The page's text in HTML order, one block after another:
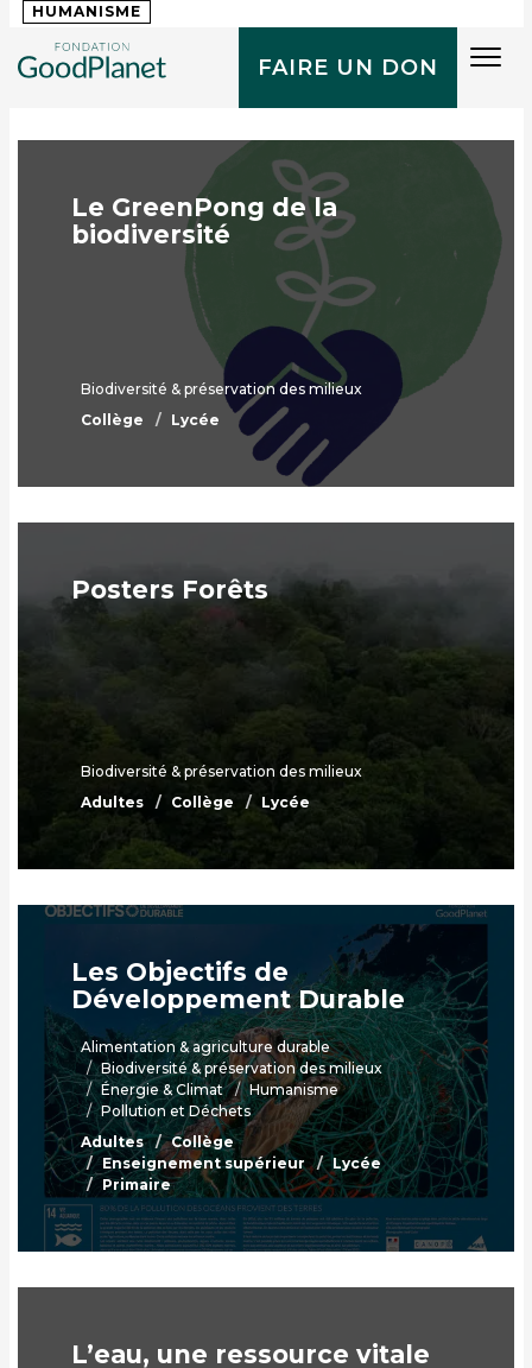
FAIRE UN DON
HUMANISME
Le GreenPong de la
biodiversité
Biodiversité & préservation des milieux
Collège
Lycée
Posters Forêts
Biodiversité & préservation des milieux
Adultes
Collège Lycée
Les Objectifs de
Développement Durable
Alimentation & agriculture durable
Biodiversité & préservation des milieux
Énergie & Climat
Humanisme
Pollution et Déchets
Adultes
Collège
Enseignement supérieur
Lycée
Primaire
L’eau, une ressource vitale